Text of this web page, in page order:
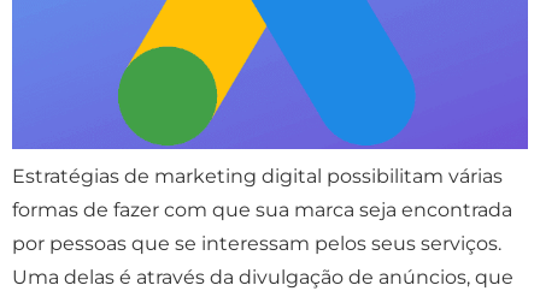
Estratégias de marketing digital possibilitam várias
formas de fazer com que sua marca seja encontrada
por pessoas que se interessam pelos seus serviços.
Uma delas é através da divulgação de anúncios, que